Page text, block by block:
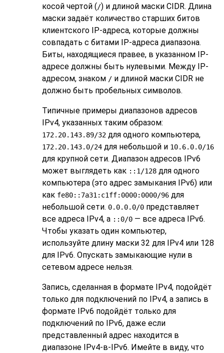
косой чертой (/) и длиной маски CIDR. Длина
маски задаёт количество старших битов
клиентского IP-адреса, которые должны
совпадать с битами IP-адреса диапазона.
Биты, находящиеся правее, в указанном IP-
адресе должны быть нулевыми. Между IP-
адресом, знаком / и длиной маски CIDR не
должно быть пробельных символов.
Типичные примеры диапазонов адресов
IPv4, указанных таким образом:
172.20.143.89/32 для одного компьютера,
172.20.143.0/24 для небольшой и 10.6.0.0/16
для крупной сети. Диапазон адресов IPv6
может выглядеть как ::1/128 для одного
компьютера (это адрес замыкания IPv6) или
как fe80::7a31:c1ff:0000:0000/96 для
небольшой сети. 0.0.0.0/0 представляет
все адреса IPv4, а ::0/0 — все адреса IPv6.
Чтобы указать один компьютер,
используйте длину маски 32 для IPv4 или 128
для IPv6. Опускать замыкающие нули в
сетевом адресе нельзя.
Запись, сделанная в формате IPv4, подойдёт
только для подключений по IPv4, а запись в
формате IPv6 подойдёт только для
подключений по IPv6, даже если
представленный адрес находится в
диапазоне IPv4-в-IPv6. Имейте в виду, что